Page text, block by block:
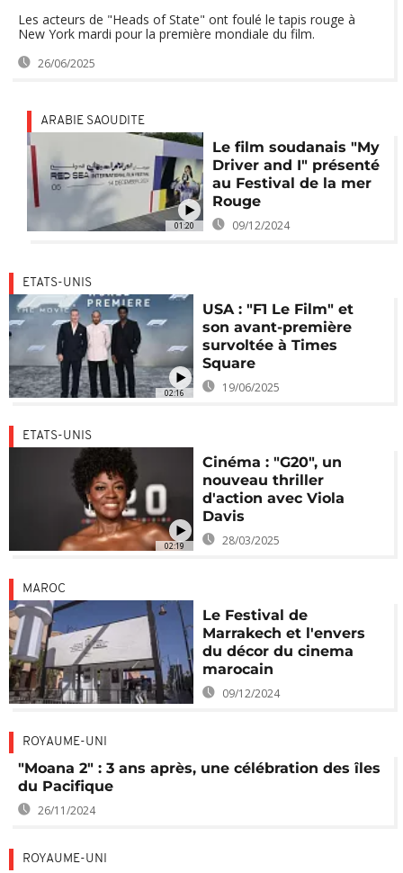
Les acteurs de "Heads of State" ont foulé le tapis rouge à
New York mardi pour la première mondiale du film.
26/06/2025
01:20
ARABIE SAOUDITE
Le film soudanais "My
Driver and I" présenté
au Festival de la mer
Rouge
09/12/2024
02:16
ETATS-UNIS
USA : "F1 Le Film" et
son avant-première
survoltée à Times
Square
19/06/2025
02:19
ETATS-UNIS
Cinéma : "G20", un
nouveau thriller
d'action avec Viola
Davis
28/03/2025
MAROC
Le Festival de
Marrakech et l'envers
du décor du cinema
marocain
09/12/2024
ROYAUME-UNI
"Moana 2" : 3 ans après, une célébration des îles
du Pacifique
26/11/2024
ROYAUME-UNI